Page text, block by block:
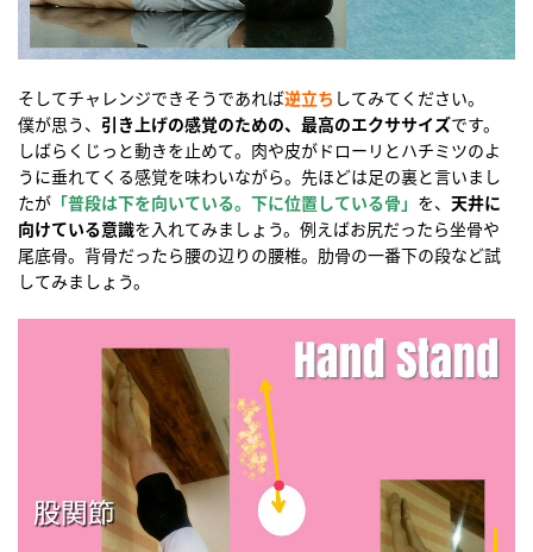
そしてチャレンジできそうであれば逆立ち してみてください。
僕が思う、 引き上げの感覚のための、最高のエクササイズです。
しばらくじっと動きを止めて。肉や皮がドローリとハチミツのよ
うに垂れてくる感覚を味わいながら。先ほどは足の裏と言いまし
たが 「普段は下を向いている。下に位置している骨」 を、 天井に
向けている意識を入れてみましょう。例えばお尻だったら坐骨や
尾底骨。背骨だったら腰の辺りの腰椎。肋骨の一番下の段など試
してみましょう。